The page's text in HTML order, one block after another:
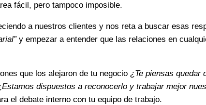
fácil, pero tampoco imposible.
a nuestros clientes y nos reta a buscar esas
y empezar a entender que las relaciones en
que los alejaron de tu negocio¿Te piensas quedar
dispuestos a reconocerlo y trabajar mejor
el debate interno con tu equipo de trabajo.